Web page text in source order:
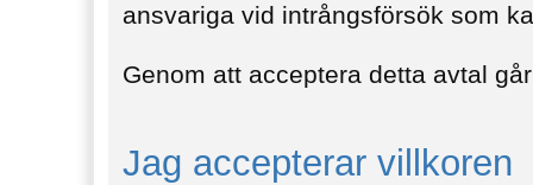
ansvariga vid intrångsförsök som
Genom att acceptera detta avtal
Jag accepterar villkoren